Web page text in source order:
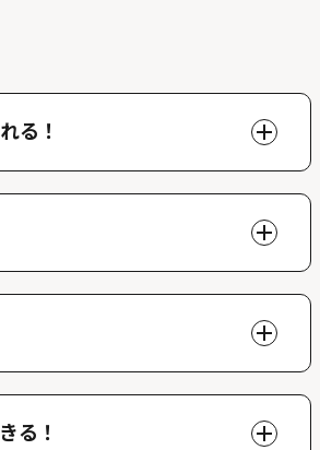
る！
連記事を閲覧することができま
閲覧することができます。
稿したコメントを読むことがで
る！